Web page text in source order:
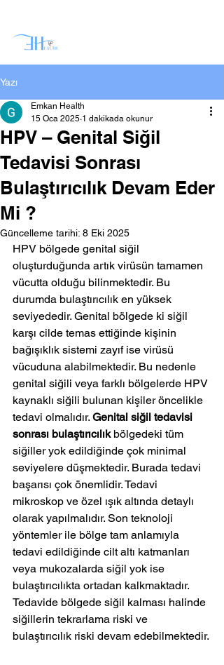
Yazı
HPV – Genital Siğil
Tedavisi Sonrası
Bulaştırıcılık Devam Eder
Mi ?
Emkan Health
15 Oca 2025 1 dakikada okunur
Güncelleme tarihi: 8 Eki 2025
HPV bölgede genital siğil
oluşturduğunda artık virüsün tamamen
vücutta olduğu bilinmektedir. Bu
durumda bulaştırıcılık en yüksek
seviyededir. Genital bölgede ki siğil
karşı cilde temas ettiğinde kişinin
bağışıklık sistemi zayıf ise virüsü
vücuduna alabilmektedir. Bu nedenle
genital siğili veya farklı bölgelerde HPV
kaynaklı siğili bulunan kişiler öncelikle
tedavi olmalıdır. Genital siğil tedavisi
sonrası bulaştırıcılık bölgedeki tüm
siğiller yok edildiğinde çok minimal
seviyelere düşmektedir. Burada tedavi
başarısı çok önemlidir. Tedavi
mikroskop ve özel ışık altında detaylı
olarak yapılmalıdır. Son teknoloji
yöntemler ile bölge tam anlamıyla
tedavi edildiğinde cilt altı katmanları
veya mukozalarda siğil yok ise
bulaştırıcılıkta ortadan kalkmaktadır.
Tedavide bölgede siğil kalması halinde
siğillerin tekrarlama riski ve
bulaştırıcılık riski devam edebilmektedir.